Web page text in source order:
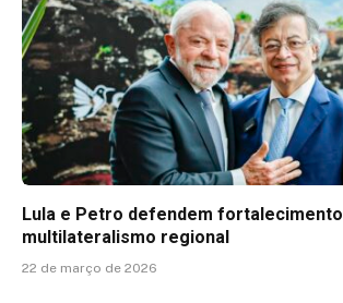
Lula e Petro defendem
multilateralismo regional
22 de março de 2026